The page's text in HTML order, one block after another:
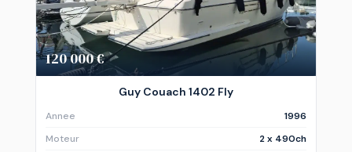
120 000 €
Guy Couach 1402 Fly
Annee
1996
Moteur
2 x 490ch